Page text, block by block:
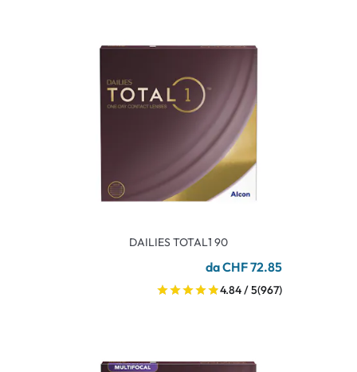
DAILIES TOTAL1 90
da CHF 72.85
4.84 / 5(967)